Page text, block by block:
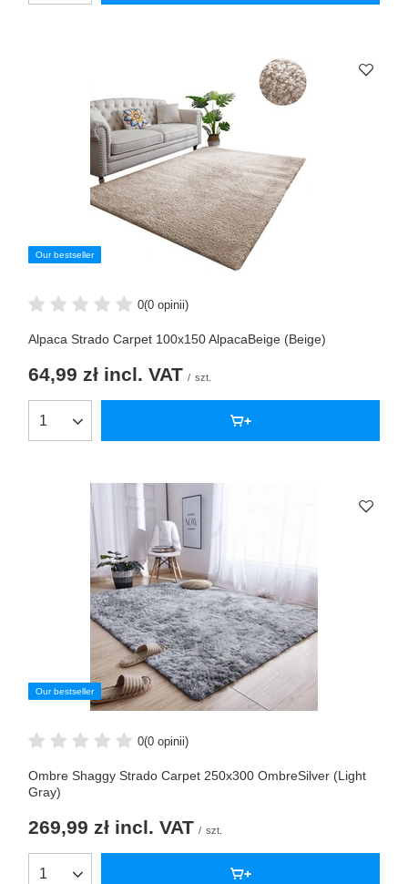
Our bestseller
0(0 opinii)
Alpaca Strado Carpet 100x150 AlpacaBeige (Beige)
64,99 zł incl. VAT / szt.
Our bestseller
0(0 opinii)
Ombre Shaggy Strado Carpet 250x300 OmbreSilver (Light
Gray)
269,99 zł incl. VAT / szt.